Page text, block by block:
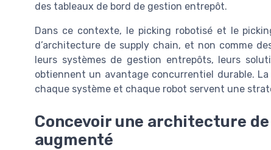
des tableaux de bord de gestion entrepôt.
Dans ce contexte, le picking robotisé et le
d’architecture de supply chain, et non comme
leurs systèmes de gestion entrepôts, leurs
obtiennent un avantage concurrentiel durable.
chaque système et chaque robot servent une
Concevoir une architecture
augmenté